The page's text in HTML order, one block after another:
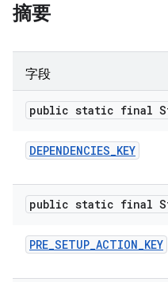
摘要
字段
public static final
DEPENDENCIES_KEY
public static final
PRE_SETUP_ACTION_KEY